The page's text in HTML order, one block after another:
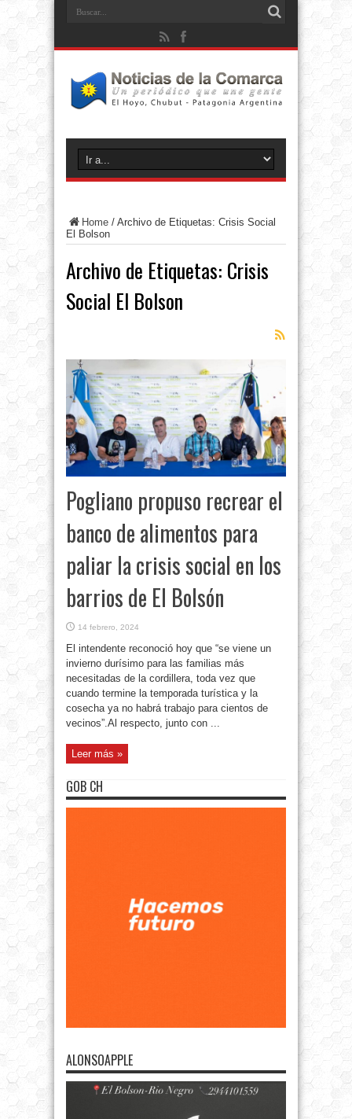
Home / Archivo de Etiquetas: Crisis Social
El Bolson
Archivo de Etiquetas: Crisis
Social El Bolson
Pogliano propuso recrear el
banco de alimentos para
paliar la crisis social en los
barrios de El Bolsón
14 febrero, 2024
El intendente reconoció hoy que “se viene un
invierno durísimo para las familias más
necesitadas de la cordillera, toda vez que
cuando termine la temporada turística y la
cosecha ya no habrá trabajo para cientos de
vecinos”.Al respecto, junto con ...
Leer más »
GOB CH
ALONSOAPPLE